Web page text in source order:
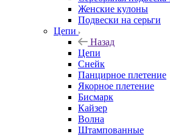
Женские кулоны
Подвески на серьги
Цепи
Назад
Цепи
Снейк
Панцирное плетение
Якорное плетение
Бисмарк
Кайзер
Волна
Штампованные